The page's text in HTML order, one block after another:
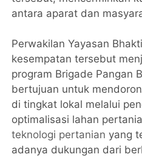
antara aparat dan
Perwakilan Yayasan
kesempatan tersebut
program Brigade Pangan
bertujuan untuk
di tingkat lokal melalui
optimalisasi lahan
teknologi pertanian yang
adanya dukungan dari